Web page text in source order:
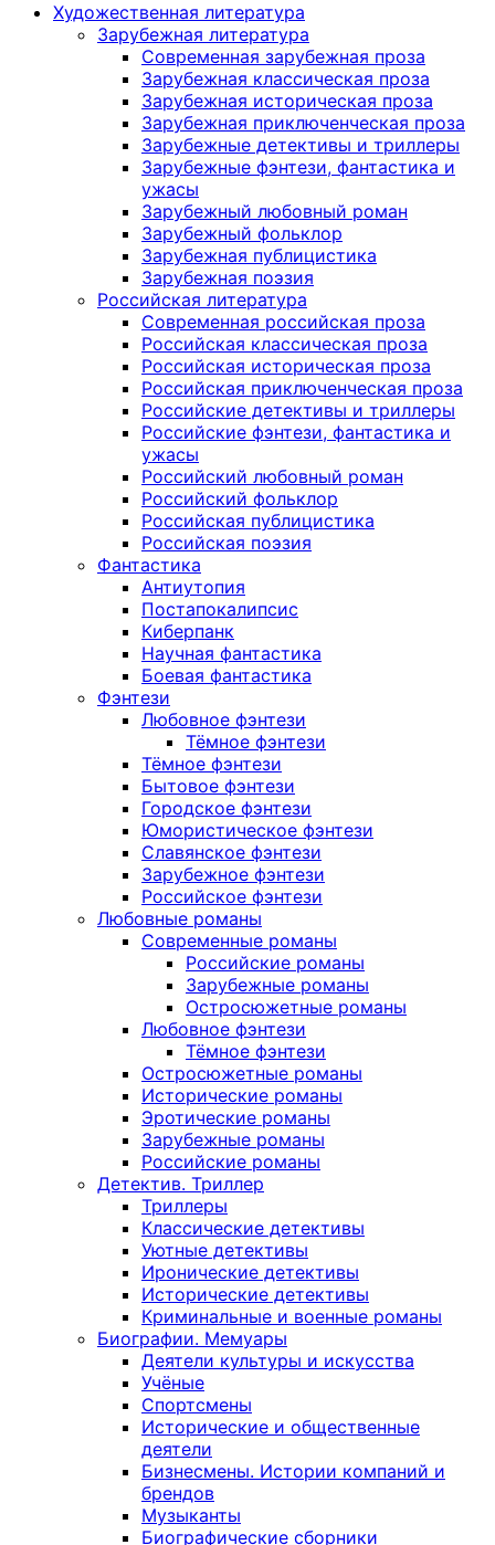
Художественная литература
Зарубежная литература
Современная зарубежная проза
Зарубежная классическая проза
Зарубежная историческая проза
Зарубежная приключенческая проза
Зарубежные детективы и триллеры
Зарубежные фэнтези, фантастика и
ужасы
Зарубежный любовный роман
Зарубежный фольклор
Зарубежная публицистика
Зарубежная поэзия
Российская литература
Современная российская проза
Российская классическая проза
Российская историческая проза
Российская приключенческая проза
Российские детективы и триллеры
Российские фэнтези, фантастика и
ужасы
Российский любовный роман
Российский фольклор
Российская публицистика
Российская поэзия
Фантастика
Антиутопия
Постапокалипсис
Киберпанк
Научная фантастика
Боевая фантастика
Фэнтези
Любовное фэнтези
Тёмное фэнтези
Тёмное фэнтези
Бытовое фэнтези
Городское фэнтези
Юмористическое фэнтези
Славянское фэнтези
Зарубежное фэнтези
Российское фэнтези
Любовные романы
Современные романы
Российские романы
Зарубежные романы
Остросюжетные романы
Любовное фэнтези
Тёмное фэнтези
Остросюжетные романы
Исторические романы
Эротические романы
Зарубежные романы
Российские романы
Детектив. Триллер
Триллеры
Классические детективы
Уютные детективы
Иронические детективы
Исторические детективы
Криминальные и военные романы
Биографии. Мемуары
Деятели культуры и искусства
Учёные
Спортсмены
Исторические и общественные
деятели
Бизнесмены. Истории компаний и
брендов
Музыканты
Биографические сборники